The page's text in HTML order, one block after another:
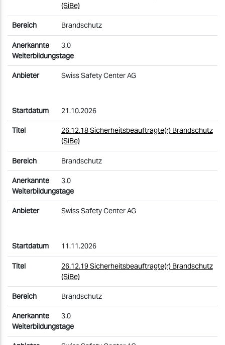
(SiBe)
Brandschutz
3.0
Swiss Safety Center AG
21.10.2026
26.12.18 Sicherheitsbeauftragte(r) Brandschutz
(SiBe)
Brandschutz
3.0
Swiss Safety Center AG
11.11.2026
26.12.19 Sicherheitsbeauftragte(r) Brandschutz
(SiBe)
Brandschutz
3.0